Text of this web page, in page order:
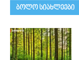
ᲑᲝᲚᲝ ᲡᲘᲐᲮᲚᲔᲔᲑᲘ